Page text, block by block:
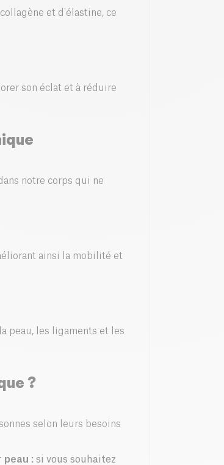
et d'élastine, ce
son éclat et à réduire
notre corps qui ne
ainsi la mobilité et
peau, les ligaments et les
?
selon leurs besoins
peau : si vous souhaitez